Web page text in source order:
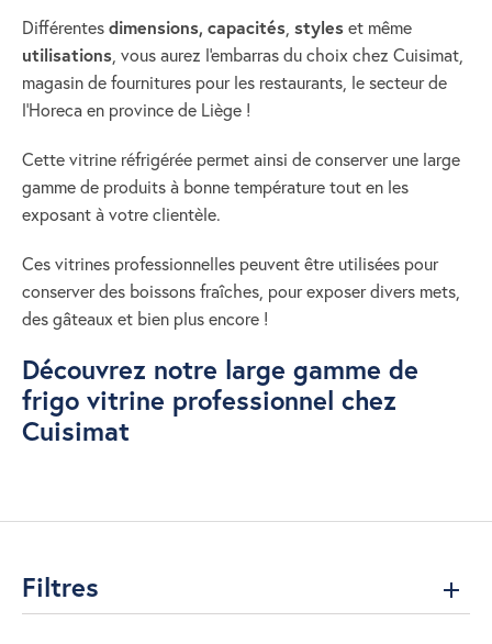
Différentesdimensions, capacités styleset même
utilisations , vous aurez l'embarras du choix chez Cuisimat,
magasin de fournitures pour les restaurants, le secteur de
l'Horeca en province de Liège !
Cette vitrine réfrigérée permet ainsi de conserver une large
gamme de produits à bonne température tout en les
exposant à votre clientèle.
Ces vitrines professionnelles peuvent être utilisées pour
conserver des boissons fraîches, pour exposer divers mets,
des gâteaux et bien plus encore !
Découvrez notre large gamme de
frigo vitrine professionnel chez
Cuisimat
Filtres